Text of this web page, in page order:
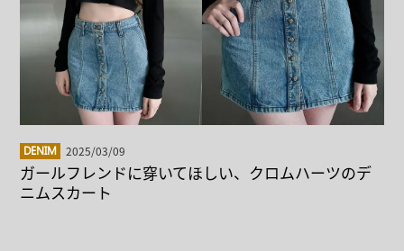
DENIM 2025/03/09
ガールフレンドに穿いてほしい、クロムハーツのデ
ニムスカート